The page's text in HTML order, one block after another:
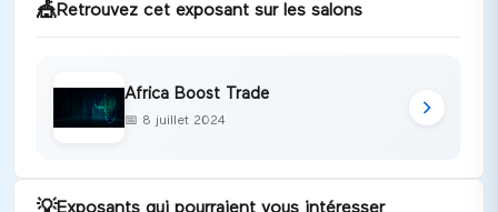
🎪Retrouvez cet exposant sur les salons
Africa Boost Trade
📅 8 juillet 2024